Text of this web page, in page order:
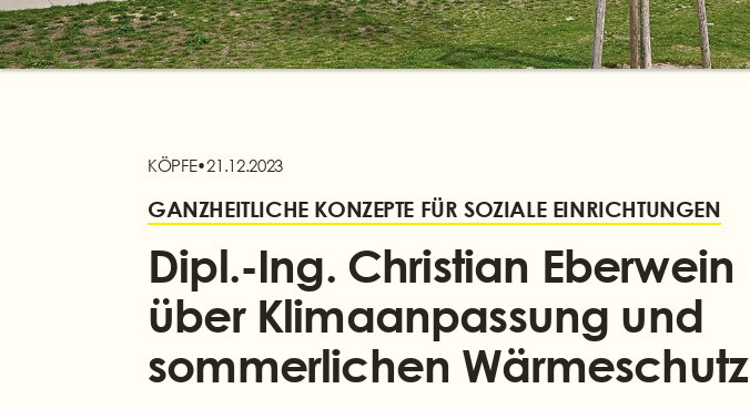
KÖPFE•21.12.2023
GANZHEITLICHE KONZEPTE FÜR SOZIALE EINRICHTUNGEN
Dipl.-Ing. Christian Eberwein
über Klimaanpassung und
sommerlichen Wärmeschutz